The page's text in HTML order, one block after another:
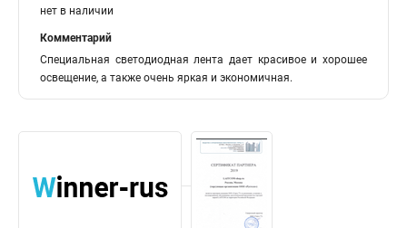
нет в наличии
Комментарий
Специальная светодиодная лента дает красивое и хорошее
освещение, а также очень яркая и экономичная.